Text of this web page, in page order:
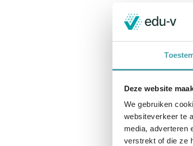
Deze website
We gebruiken
websiteverkeer te
media, adverteren
verstrekt of die ze
In deze
toetsen en
Ben jij erbij?
Datum:
Tijdstip:
Locatie: